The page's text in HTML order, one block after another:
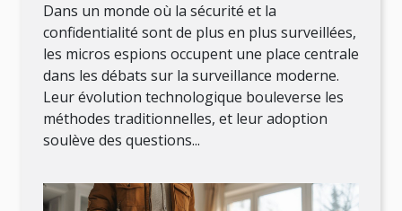
Dans un monde où la sécurité et la
confidentialité sont de plus en plus surveillées,
les micros espions occupent une place centrale
dans les débats sur la surveillance moderne.
Leur évolution technologique bouleverse les
méthodes traditionnelles, et leur adoption
soulève des questions...